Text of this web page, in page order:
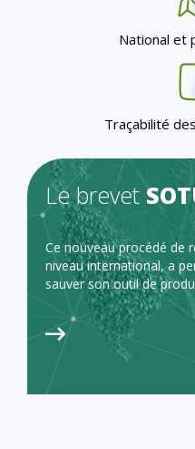
National et
Traçabilité
Le brevet
Ce nouveau procédé de
niveau international, a
sauver son outil de